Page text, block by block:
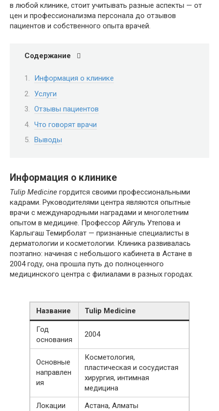
в любой клинике, стоит учитывать разные аспекты — от
цен и профессионализма персонала до отзывов
пациентов и собственного опыта врачей.
Содержание
Информация о клинике
Услуги
Отзывы пациентов
Что говорят врачи
Выводы
Информация о клинике
Tulip Medicine гордится своими профессиональными
кадрами. Руководителями центра являются опытные
врачи с международными наградами и многолетним
опытом в медицине. Профессор Айгуль Утепова и
Карлыгаш Темирболат — признанные специалисты в
дерматологии и косметологии​. Клиника развивалась
поэтапно: начиная с небольшого кабинета в Астане в
2004 году, она прошла путь до полноценного
медицинского центра с филиалами в разных городах.
Название Tulip Medicine
Год
основания
2004
Основные
направлен
ия
Косметология,
пластическая и сосудистая
хирургия, интимная
медицина
Локации
Астана, Алматы